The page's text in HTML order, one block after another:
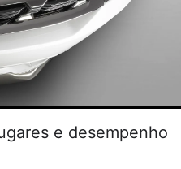
e desempenho